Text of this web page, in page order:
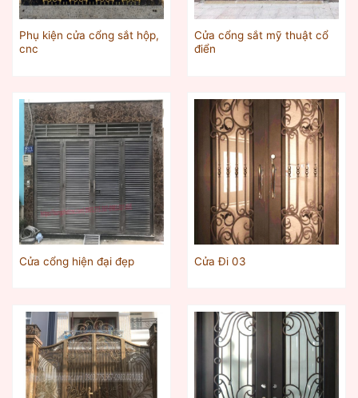
Phụ kiện cửa cổng sắt hộp,
cnc
Cửa cổng sắt mỹ thuật cổ
điển
Cửa cổng hiện đại đẹp Cửa Đi 03